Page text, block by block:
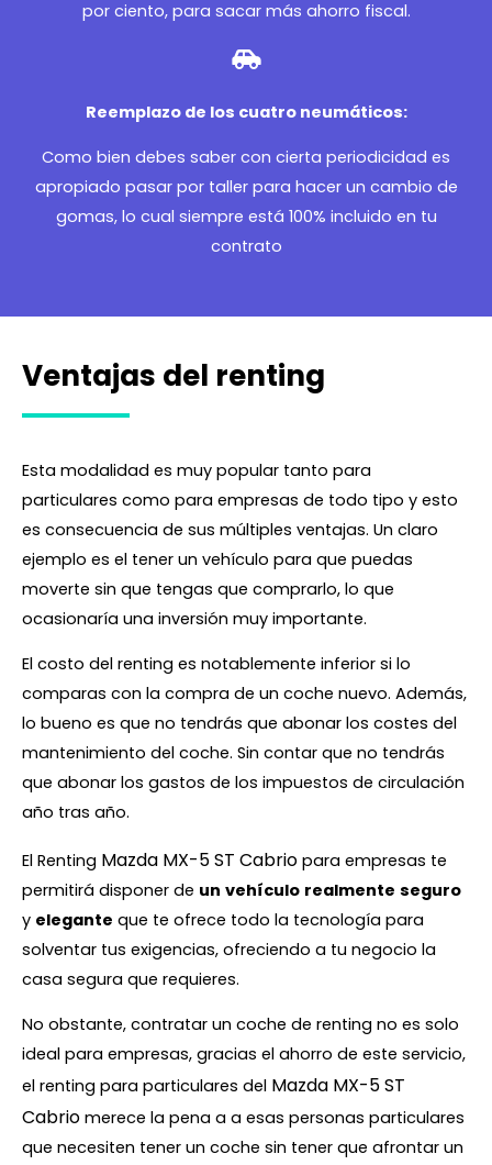
por ciento, para sacar más ahorro fiscal.
Reemplazo de los cuatro neumáticos:
Como bien debes saber con cierta periodicidad es
apropiado pasar por taller para hacer un cambio de
gomas, lo cual siempre está 100% incluido en tu
contrato
Ventajas del renting
Esta modalidad es muy popular tanto para
particulares como para empresas de todo tipo y esto
es consecuencia de sus múltiples ventajas. Un claro
ejemplo es el tener un vehículo para que puedas
moverte sin que tengas que comprarlo, lo que
ocasionaría una inversión muy importante.
El costo del renting es notablemente inferior si lo
comparas con la compra de un coche nuevo. Además,
lo bueno es que no tendrás que abonar los costes del
mantenimiento del coche. Sin contar que no tendrás
que abonar los gastos de los impuestos de circulación
año tras año.
El Renting Mazda MX-5 ST Cabrio para empresas te
permitirá disponer de un vehículo realmente seguro
y elegante que te ofrece todo la tecnología para
solventar tus exigencias, ofreciendo a tu negocio la
casa segura que requieres.
No obstante, contratar un coche de renting no es solo
ideal para empresas, gracias el ahorro de este servicio,
el renting para particulares del Mazda MX-5 ST
Cabrio merece la pena a a esas personas particulares
que necesiten tener un coche sin tener que afrontar un